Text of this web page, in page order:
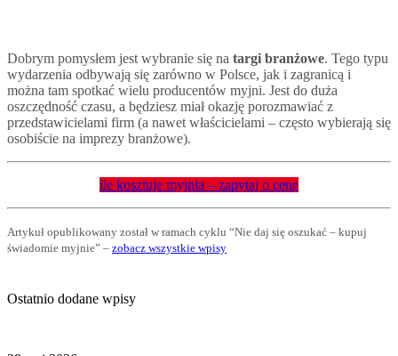
Dobrym pomysłem jest wybranie się na targi branżowe. Tego typu
wydarzenia odbywają się zarówno w Polsce, jak i zagranicą i
można tam spotkać wielu producentów myjni. Jest do duża
oszczędność czasu, a będziesz miał okazję porozmawiać z
przedstawicielami firm (a nawet właścicielami – często wybierają się
osobiście na imprezy branżowe).
ile kosztuje myjnia – zapytaj o cenę
Artykuł opublikowany został w ramach cyklu “Nie daj się oszukać – kupuj
świadomie myjnie” – zobacz wszystkie wpisy
Ostatnio dodane wpisy